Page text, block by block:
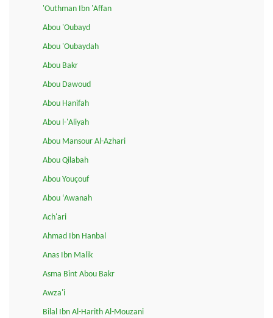
'Outhman Ibn 'Affan
Abou 'Oubayd
Abou 'Oubaydah
Abou Bakr
Abou Dawoud
Abou Hanifah
Abou l-'Aliyah
Abou Mansour Al-Azhari
Abou Qilabah
Abou Youçouf
Abou ‘Awanah
Ach'ari
Ahmad Ibn Hanbal
Anas Ibn Malik
Asma Bint Abou Bakr
Awza'i
Bilal Ibn Al-Harith Al-Mouzani